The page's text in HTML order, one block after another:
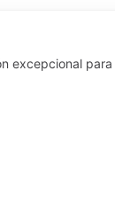
excepcional